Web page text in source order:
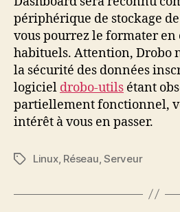
périphérique de stockage
vous pourrez le formater en
habituels. Attention, Drobo
la sécurité des données
logiciel drobo-utils étant
partiellement fonctionnel,
intérêt à vous en passer.
Étiquettes
Linux, Réseau ,Serveur